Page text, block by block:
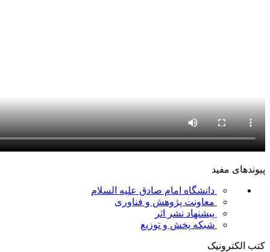
پیوندهای مفید
دانشگاه امام صادق علیه السلام
معاونت پژوهش و فناوری
پیشنهاد نشر اثر
شبکه پخش و توزیع
کتب الکترونیک